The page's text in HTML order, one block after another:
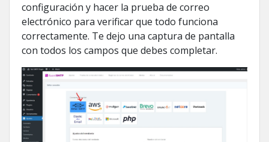
configuración y hacer la prueba de correo
electrónico para verificar que todo funciona
correctamente. Te dejo una captura de pantalla
con todos los campos que debes completar.